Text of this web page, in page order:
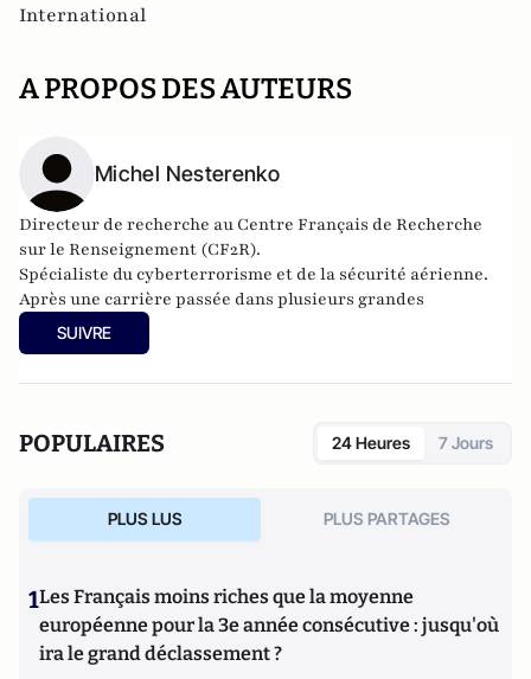
International
A PROPOS DES AUTEURS
Michel Nesterenko
Directeur de recherche au Centre Français de Recherche
sur le Renseignement (CF2R).
Spécialiste du cyberterrorisme et de la sécurité aérienne.
Après une carrière passée dans plusieurs grandes
entreprises du transport aérien, il devient consultant et
expert dans le domaine des infrastructures et de la sécurité.
SUIVRE
POPULAIRES 24 Heures 7 Jours
PLUS LUS PLUS PARTAGES
1Les Français moins riches que la moyenne
européenne pour la 3e année consécutive : jusqu'où
ira le grand déclassement ?